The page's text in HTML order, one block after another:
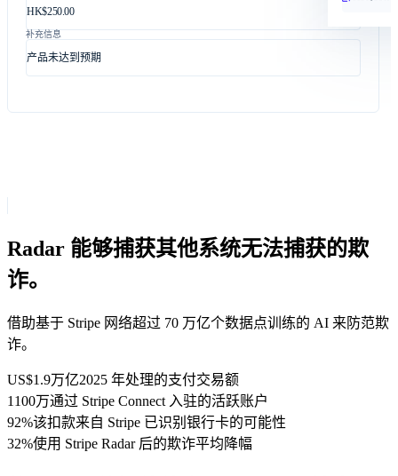
HK$250.00
补充信息
产品未达到预期
Radar 能够捕获其他系统无法捕获的欺
诈。
借助基于 Stripe 网络超过 70 万亿个数据点训练的 AI 来防范欺
诈。
US$1.9万亿2025 年处理的支付交易额
1100万通过 Stripe Connect 入驻的活跃账户
92%该扣款来自 Stripe 已识别银行卡的可能性
32%使用 Stripe Radar 后的欺诈平均降幅